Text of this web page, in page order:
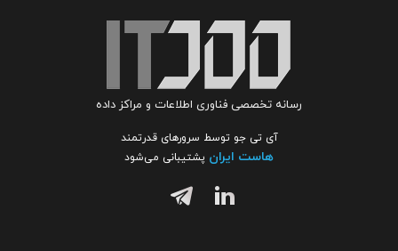
رسانه تخصصی فناوری اطلاعات و مراکز داده
آی تی جو توسط سرورهای قدرتمند
هاست ایران پشتیبانی می‌شود